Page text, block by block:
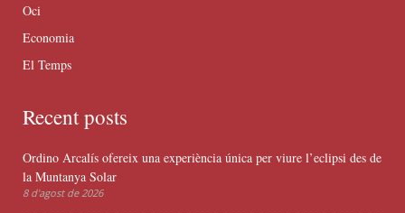
Oci
Economia
El Temps
Recent posts
Ordino Arcalís ofereix una experiència única per viure l’eclipsi des de
la Muntanya Solar
8 d'agost de 2026